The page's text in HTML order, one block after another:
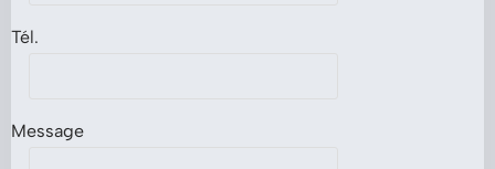
Tél.
Message